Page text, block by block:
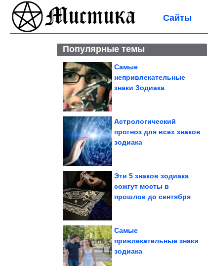
Сайты
Популярные темы
Самые
непривлекательные
знаки Зодиака
Астрологический
прогноз для всех знаков
зодиака
Эти 5 знаков зодиака
сожгут мосты в
прошлое до сентября
Самые
привлекательные знаки
зодиака